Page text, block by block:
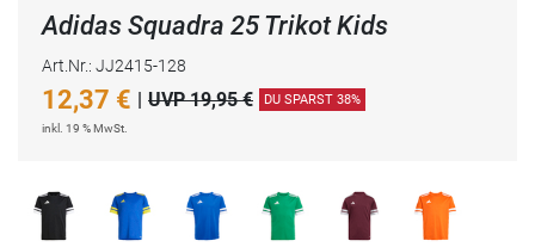
Adidas Squadra 25 Trikot Kids
Art.Nr.: JJ2415-128
12,37 € | UVP 19,95 € DU SPARST 38%
inkl. 19 % MwSt.